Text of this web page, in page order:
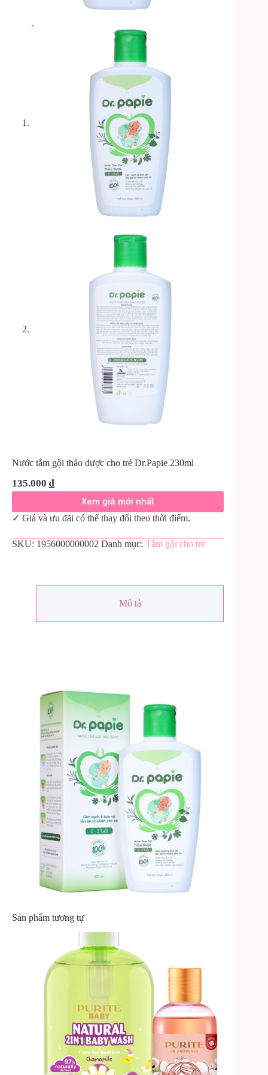
Nước tắm gội thảo dược cho trẻ Dr.Papie 230ml
135.000 ₫
Xem giá mới nhất
✓ Giá và ưu đãi có thể thay đổi theo thời điểm.
SKU: 1956000000002 Danh mục: Tắm gội cho trẻ
Mô tả
Sản phẩm tương tự